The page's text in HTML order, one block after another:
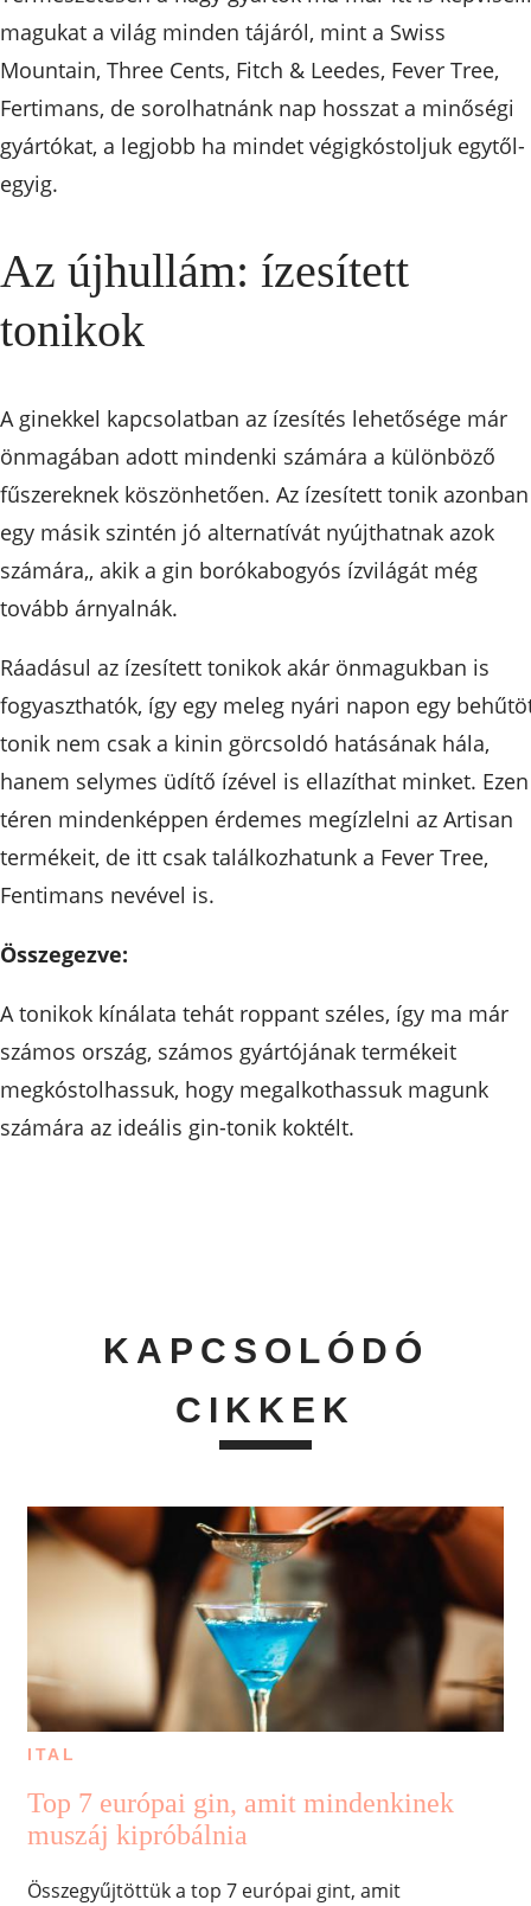
magukat a világ minden tájáról, mint a Swiss
Mountain, Three Cents, Fitch & Leedes, Fever Tree,
Fertimans, de sorolhatnánk nap hosszat a minőségi
gyártókat, a legjobb ha mindet végigkóstoljuk egytől-
egyig.
Az újhullám: ízesített
tonikok
A ginekkel kapcsolatban az ízesítés lehetősége már
önmagában adott mindenki számára a különböző
fűszereknek köszönhetően. Az ízesített tonik azonban
egy másik szintén jó alternatívát nyújthatnak azok
számára,, akik a gin borókabogyós ízvilágát még
tovább árnyalnák.
Ráadásul az ízesített tonikok akár önmagukban is
fogyaszthatók, így egy meleg nyári napon egy
tonik nem csak a kinin görcsoldó hatásának hála,
hanem selymes üdítő ízével is ellazíthat minket.
téren mindenképpen érdemes megízlelni az Artisan
termékeit, de itt csak találkozhatunk a Fever Tree,
Fentimans nevével is.
Összegezve:
A tonikok kínálata tehát roppant széles, így ma már
számos ország, számos gyártójának termékeit
megkóstolhassuk, hogy megalkothassuk magunk
számára az ideális gin-tonik koktélt.
KAPCSOLÓDÓ
CIKKEK
ITAL
Top 7 európai gin, amit mindenkinek
muszáj kipróbálnia
Összegyűjtöttük a top 7 európai gint, amit